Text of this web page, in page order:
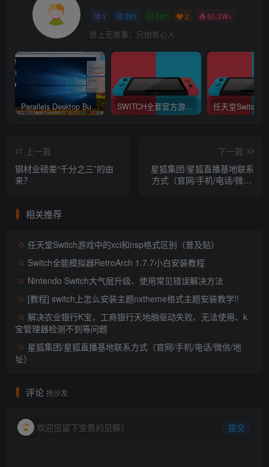
1 391 141 2 65.3W+
世上无难事，只怕有心人
Parallels Desktop Business Edition 16.1.1.49141 中文破解版 (最好用的虚拟机软件) SWITCH全套官方游戏XCI下载 (不提供下载)
上一篇
钢材业磅差“千分之三”的由
来？
下一篇
星狐集团/星狐直播基地联系
方式（官网/手机/电话/微信/
相关推荐
任天堂Switch游戏中的xci和nsp格式区别（普及贴）
Switch全能模拟器RetroArch 1.7.7小白安装教程
Nintendo Switch大气层升级、使用常见错误解决方法
[教程] switch上怎么安装主题nxtheme格式主题安装教学!!
解决农业银行K宝，工商银行天地融驱动失败、无法使用、k
宝管理器检测不到等问题
星狐集团/星狐直播基地联系方式（官网/手机/电话/微信/地
址）
评论 抢沙发
欢迎您留下宝贵的见解！ 提交